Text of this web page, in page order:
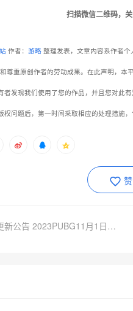
扫描微信二维码，
作者： 游略 整理发表，文章内容系作者
尊重原创作者的劳动成果。在此声明，
者发现我们使用了您的作品，并且您对此
问题后，第一时间采取相应的处理措施
赞
上一篇：绝地求生11.1更新公告 2023PUBG11月1日更新内容一览